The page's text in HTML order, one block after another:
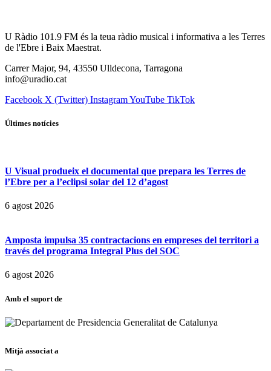
U Ràdio 101.9 FM és la teua ràdio musical i informativa a les Terres
de l'Ebre i Baix Maestrat.
Carrer Major, 94, 43550 Ulldecona, Tarragona
info@uradio.cat
Facebook X (Twitter) InstagramYouTube TikTok
Últimes notícies
U Visual produeix el documental que prepara les Terres de
l’Ebre per a l’eclipsi solar del 12 d’agost
6 agost 2026
Amposta impulsa 35 contractacions en empreses del territori a
través del programa Integral Plus del SOC
6 agost 2026
Amb el suport de
Mitjà associat a